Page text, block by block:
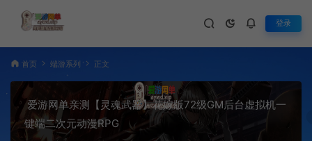
登录
首页 端游系列 正文
爱游网单亲测【灵魂武器】花嫁版72级GM后台虚拟机一
键端二次元动漫RPG